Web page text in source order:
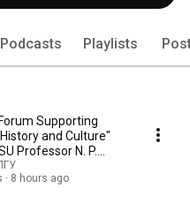
Podcasts Playlists
Supporting
and Culture"
Professor N. P.
"Conse...
8 hours ago